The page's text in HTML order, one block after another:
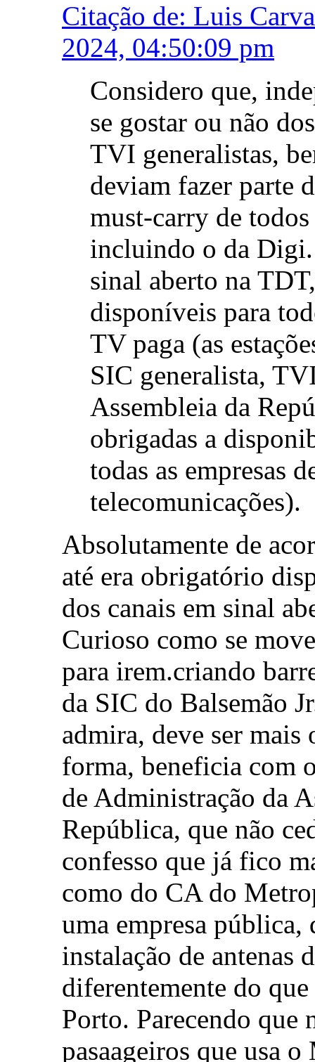
Citação de: Luis
2024, 04:50:09 pm
Considero que,
se gostar ou não
TVI generalistas,
deviam fazer parte
must-carry de
incluindo o da Digi.
sinal aberto na
disponíveis para
TV paga (as
SIC generalista,
Assembleia da
obrigadas a
todas as empresas
telecomunicações).
Absolutamente de
até era obrigatório
dos canais em sinal
Curioso como se
para irem.criando
da SIC do Balsemão
admira, deve ser
forma, beneficia com
de Administração da
República, que não
confesso que já fico
como do CA do
uma empresa pública,
instalação de antenas
diferentemente do
Porto. Parecendo que
pasaageiros que usa